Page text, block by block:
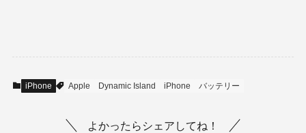
iPhone Apple Dynamic Island iPhone バッテリー
よかったらシェアしてね！